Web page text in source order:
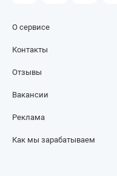
О сервисе
Контакты
Отзывы
Вакансии
Реклама
Как мы зарабатываем